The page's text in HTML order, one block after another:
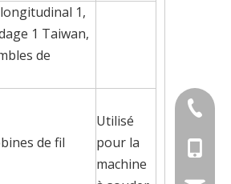
1,
1 Taiwan,
de
de fil
Utilisé
pour la
machine
+86-